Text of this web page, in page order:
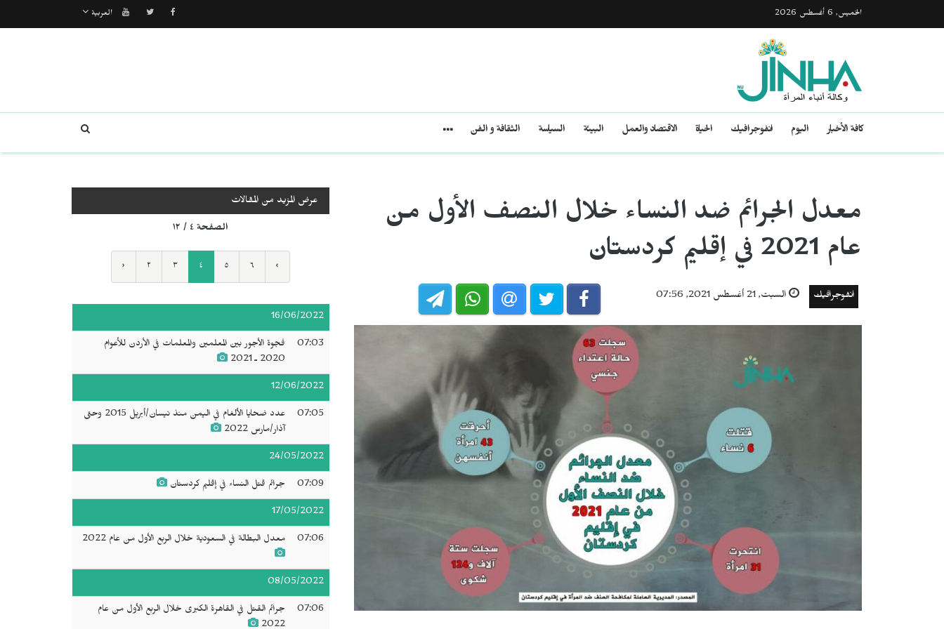
الخميس, 6 أغسطس 2026 العربية
كافة الأخبار اليوم انفوجرافيك الحياة الاقتصاد والعمل البيئة السياسة الثقافة و الفن
معدل الجرائم ضد النساء خلال النصف الأول من
عام 2021 في إقليم كردستان
انفوجرافيك السبت, 21 أغسطس 2021, 07:56
عرض المزيد من المقالات
الصفحة ٤ / ١٢
‹ ٢ ٣ ٤ ٥ ٦ ›
16/06/2022
07:03
فجوة الأجور بين المعلمين والمعلمات في الأردن للأعوام
2020 ـ 2021
12/06/2022
07:05
عدد ضحايا الألغام في اليمن منذ نيسان/أبريل 2015 وحتى
آذار/مارس 2022
24/05/2022
07:09 جرائم قتل النساء في إقليم كردستان
17/05/2022
07:06 معدل البطالة في السعودية خلال الربع الأول من عام 2022
08/05/2022
07:06
جرائم القتل في القاهرة الكبرى خلال الربع الأول من عام
2022